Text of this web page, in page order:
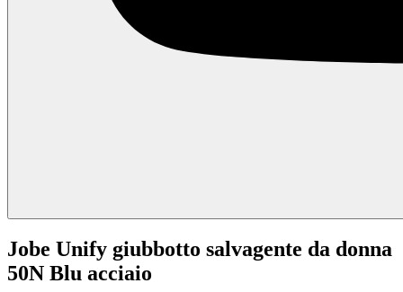
Jobe Unify giubbotto salvagente da donna
50N Blu acciaio